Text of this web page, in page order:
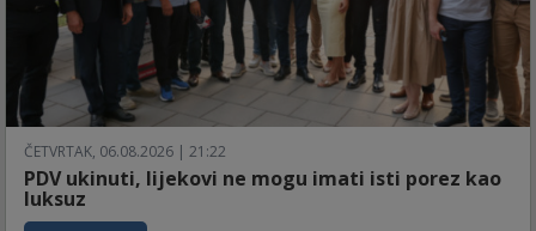
ČETVRTAK, 06.08.2026 | 21:22
PDV ukinuti, lijekovi ne mogu imati isti porez kao
luksuz